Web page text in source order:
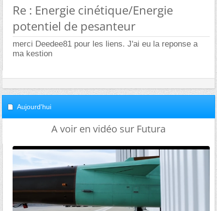
Re : Energie cinétique/Energie
potentiel de pesanteur
merci Deedee81 pour les liens. J'ai eu la reponse a
ma kestion
Aujourd'hui
A voir en vidéo sur Futura